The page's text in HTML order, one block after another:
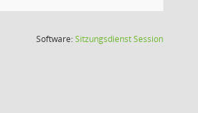
Software:SitzungsdienstSession(Wird in